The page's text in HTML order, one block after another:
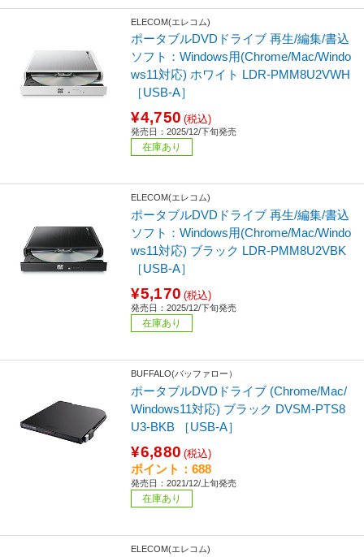
ELECOM(エレコム)
ポータブルDVDドライブ 再生/編集/書込
ソフト：Windows用(Chrome/Mac/Windo
ws11対応) ホワイト LDR-PMM8U2VWH
［USB-A］
¥4,750 (税込)
発売日：2025/12/下旬発売
在庫あり
ELECOM(エレコム)
ポータブルDVDドライブ 再生/編集/書込
ソフト：Windows用(Chrome/Mac/Windo
ws11対応) ブラック LDR-PMM8U2VBK
［USB-A］
¥5,170 (税込)
発売日：2025/12/下旬発売
在庫あり
BUFFALO(バッファロー）
ポータブルDVDドライブ (Chrome/Mac/
Windows11対応) ブラック DVSM-PTS8
U3-BKB ［USB-A］
¥6,880 (税込)
ポイント：688
発売日：2021/12/上旬発売
在庫あり
ELECOM(エレコム)